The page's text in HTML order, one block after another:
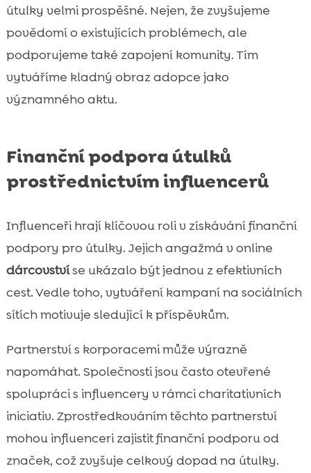
útulky velmi prospěšné. Nejen, že zvyšujeme
povědomí o existujících problémech, ale
podporujeme také zapojení komunity. Tím
vytváříme kladný obraz adopce jako
významného aktu.
Finanční podpora útulků
prostřednictvím influencerů
Influenceři hrají klíčovou roli v získávání finanční
podpory pro útulky. Jejich angažmá v online
dárcovstvíse ukázalo být jednou z efektivních
cest. Vedle toho, vytváření kampaní na sociálních
sítích motivuje sledující k příspěvkům.
Partnerství s korporacemi může výrazně
napomáhat. Společnosti jsou často otevřené
spolupráci s influencery v rámci charitativních
iniciativ. Zprostředkováním těchto partnerství
mohou influenceri zajistit finanční podporu od
značek, což zvyšuje celkový dopad na útulky.